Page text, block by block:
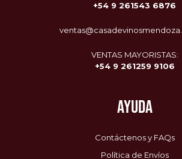
+54 9 261543 6876
VENTAS MAYORISTAS:
+54 9 261259 9106
AYUDA
Contáctenos y FAQs
Política de Envíos